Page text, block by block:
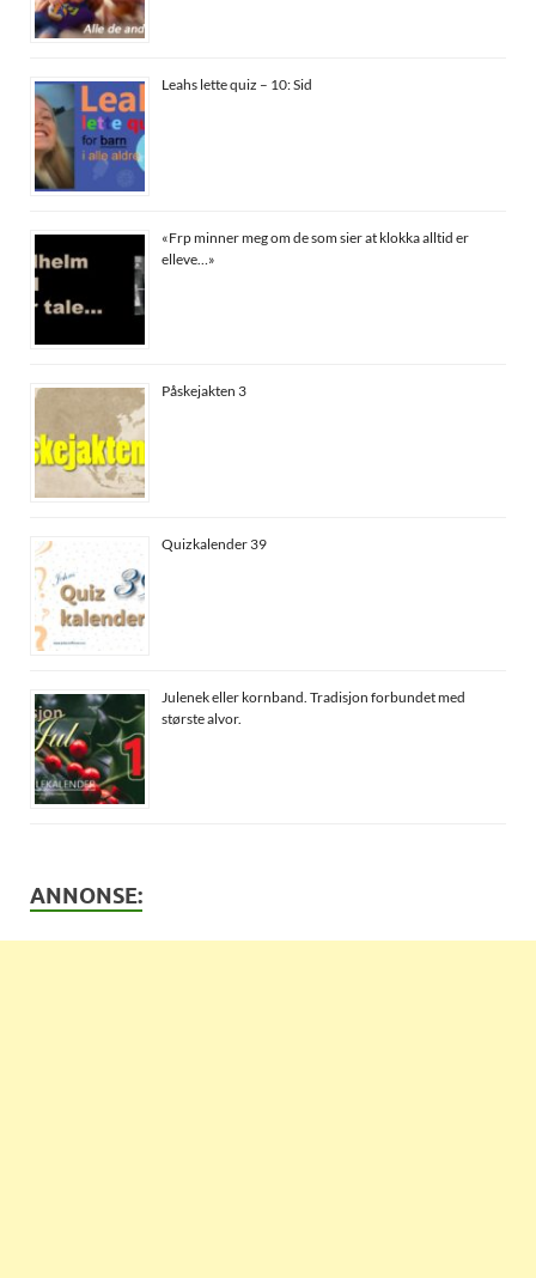
Leahs lette quiz – 10: Sid
«Frp minner meg om de som sier at klokka alltid er
elleve…»
Påskejakten 3
Quizkalender 39
Julenek eller kornband. Tradisjon forbundet med
største alvor.
ANNONSE: